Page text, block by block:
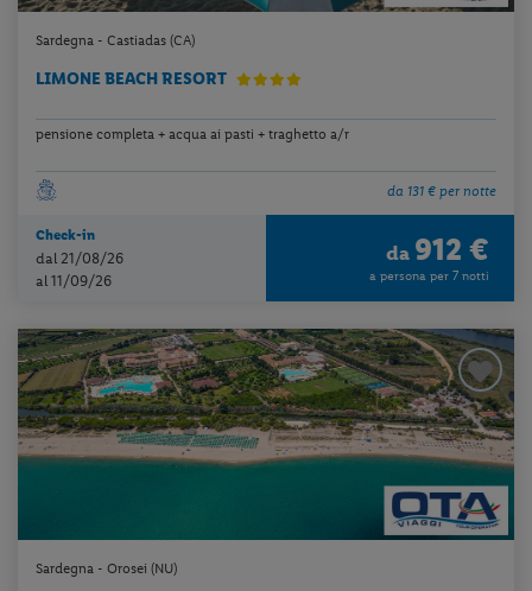
Sardegna - Castiadas (CA)
LIMONE BEACH RESORT
pensione completa + acqua ai pasti + traghetto a/r
da 131 € per notte
Check-in
dal 21/08/26
al 11/09/26
da 912 €
a persona per 7 notti
Sardegna - Orosei (NU)